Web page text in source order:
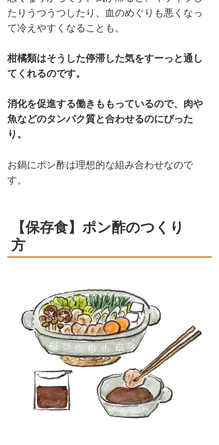
たりうつうつしたり、血のめぐりも悪くなっ
て冷えやすくなることも。
柑橘類はそうした停滞した気をすーっと通し
てくれるのです。
消化を促進する働きももっているので、肉や
魚などのタンパク質と合わせるのにぴった
り。
お鍋にポン酢は理想的な組み合わせなので
す。
【保存食】ポン酢のつくり
方